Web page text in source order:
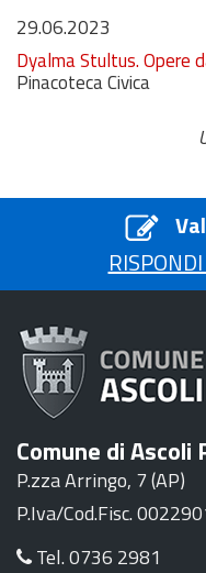
29.06.2023
Dyalma Stultus. Opere
Pinacoteca Civica
Comune di Ascoli
P.zza Arringo, 7 (AP)
P.Iva/Cod.Fisc.
Tel. 0736 2981